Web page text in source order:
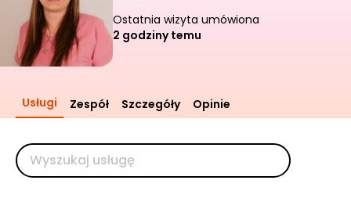
Ostatnia wizyta umówiona
2 godziny temu
Usługi Zespół Szczegóły Opinie